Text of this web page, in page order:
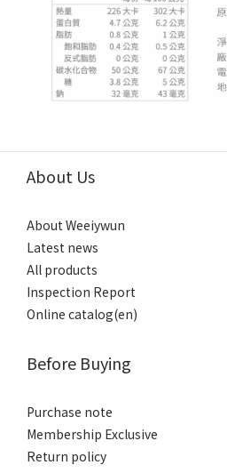
About Us
About Weeiywun
Latest news
All products
Inspection Report
Online catalog(en)
Before Buying
Purchase note
Membership Exclusive
Return policy